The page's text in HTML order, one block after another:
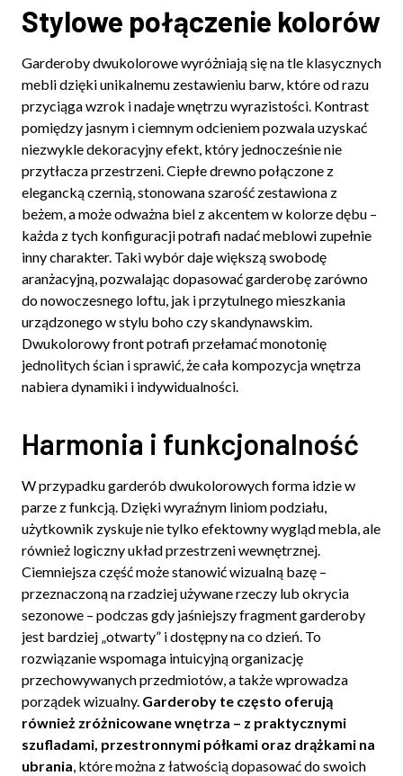
Stylowe połączenie kolorów
Garderoby dwukolorowe wyróżniają się na tle klasycznych
mebli dzięki unikalnemu zestawieniu barw, które od razu
przyciąga wzrok i nadaje wnętrzu wyrazistości. Kontrast
pomiędzy jasnym i ciemnym odcieniem pozwala uzyskać
niezwykle dekoracyjny efekt, który jednocześnie nie
przytłacza przestrzeni. Ciepłe drewno połączone z
elegancką czernią, stonowana szarość zestawiona z
beżem, a może odważna biel z akcentem w kolorze dębu –
każda z tych konfiguracji potrafi nadać meblowi zupełnie
inny charakter. Taki wybór daje większą swobodę
aranżacyjną, pozwalając dopasować garderobę zarówno
do nowoczesnego loftu, jak i przytulnego mieszkania
urządzonego w stylu boho czy skandynawskim.
Dwukolorowy front potrafi przełamać monotonię
jednolitych ścian i sprawić, że cała kompozycja wnętrza
nabiera dynamiki i indywidualności.
Harmonia i funkcjonalność
W przypadku garderób dwukolorowych forma idzie w
parze z funkcją. Dzięki wyraźnym liniom podziału,
użytkownik zyskuje nie tylko efektowny wygląd mebla, ale
również logiczny układ przestrzeni wewnętrznej.
Ciemniejsza część może stanowić wizualną bazę –
przeznaczoną na rzadziej używane rzeczy lub okrycia
sezonowe – podczas gdy jaśniejszy fragment garderoby
jest bardziej „otwarty” i dostępny na co dzień. To
rozwiązanie wspomaga intuicyjną organizację
przechowywanych przedmiotów, a także wprowadza
porządek wizualny. Garderoby te często oferują
również zróżnicowane wnętrza – z praktycznymi
szufladami, przestronnymi półkami oraz drążkami na
ubrania, które można z łatwością dopasować do swoich